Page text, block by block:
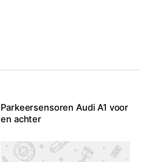
Parkeersensoren Audi A1 voor
en achter